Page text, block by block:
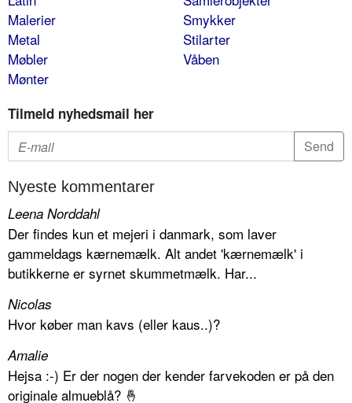
Malerier
Metal
Møbler
Mønter
Smykker
Stilarter
Våben
Tilmeld nyhedsmail her
Nyeste kommentarer
Leena Norddahl
Der findes kun et mejeri i danmark, som laver
gammeldags kærnemælk. Alt andet 'kærnemælk' i
butikkerne er syrnet skummetmælk. Har...
Nicolas
Hvor køber man kavs (eller kaus..)?
Amalie
Hejsa :-) Er der nogen der kender farvekoden er på den
originale almueblå? 🤞